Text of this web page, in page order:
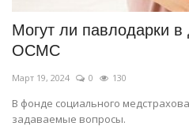
Могут ли павлодарки в
ОСМС
Март 19, 2024 0 130
В фонде социального
задаваемые вопросы.